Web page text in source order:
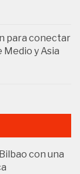
para conectar
y Asia
con una